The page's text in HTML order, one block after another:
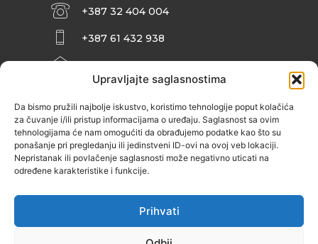
Upravljajte saglasnostima
Da bismo pružili najbolje iskustvo, koristimo tehnologije poput kolačića
za čuvanje i/ili pristup informacijama o uređaju. Saglasnost sa ovim
tehnologijama će nam omogućiti da obrađujemo podatke kao što su
ponašanje pri pregledanju ili jedinstveni ID-ovi na ovoj veb lokaciji.
Nepristanak ili povlačenje saglasnosti može negativno uticati na
određene karakteristike i funkcije.
Prihvati
+387 32 404 004
+387 61 432 938
INFO@ZENIT.BA
ZENIČANKA, 3. SPRAT), 72000 ZENICA